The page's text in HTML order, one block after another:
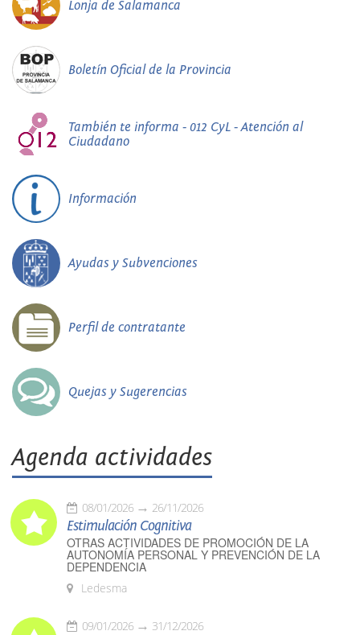
Lonja de Salamanca
Boletín Oficial de la Provincia
También te informa - 012 CyL - Atención al
Ciudadano
Información
Ayudas y Subvenciones
Perfil de contratante
Quejas y Sugerencias
Agenda actividades
08/01/2026 26/11/2026
Estimulación Cognitiva
OTRAS ACTIVIDADES DE PROMOCIÓN DE LA
AUTONOMÍA PERSONAL Y PREVENCIÓN DE LA
DEPENDENCIA
Ledesma
09/01/2026 31/12/2026